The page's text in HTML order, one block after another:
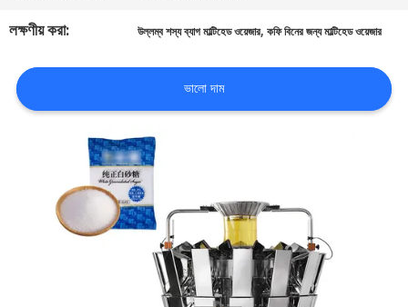
করুন
খবর
লক্ষণীয় করা: উল্লম্ব শস্য ব্যাগ মাল্টিহেড ওয়েজার,কফি বিনের জন্য মাল্টিহেড ওয়েজার
ভালো দাম